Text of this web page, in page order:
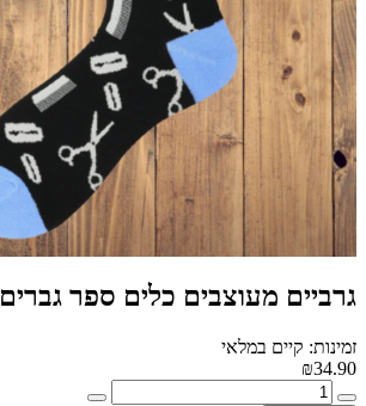
גרביים מעוצבים כלים ספר גברים
זמינות: קיים במלאי
₪34.90